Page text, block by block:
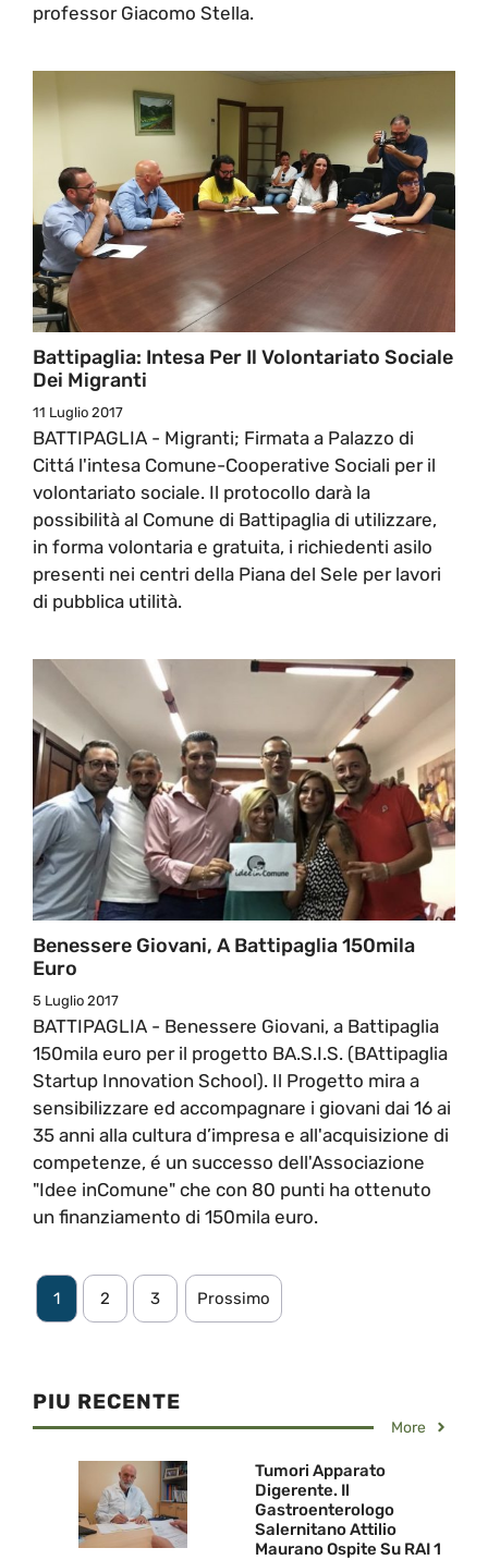
professor Giacomo Stella.
Battipaglia: Intesa Per Il Volontariato Sociale
Dei Migranti
11 Luglio 2017
BATTIPAGLIA - Migranti; Firmata a Palazzo di
Cittá l'intesa Comune-Cooperative Sociali per il
volontariato sociale. Il protocollo darà la
possibilità al Comune di Battipaglia di utilizzare,
in forma volontaria e gratuita, i richiedenti asilo
presenti nei centri della Piana del Sele per lavori
di pubblica utilità.
Benessere Giovani, A Battipaglia 150mila
Euro
5 Luglio 2017
BATTIPAGLIA - Benessere Giovani, a Battipaglia
150mila euro per il progetto BA.S.I.S. (BAttipaglia
Startup Innovation School). Il Progetto mira a
sensibilizzare ed accompagnare i giovani dai 16 ai
35 anni alla cultura d’impresa e all'acquisizione di
competenze, é un successo dell'Associazione
"Idee inComune" che con 80 punti ha ottenuto
un finanziamento di 150mila euro.
1 2 3 Prossimo
PIU RECENTE
More
Tumori Apparato
Digerente. Il
Gastroenterologo
Salernitano Attilio
Maurano Ospite Su RAI 1